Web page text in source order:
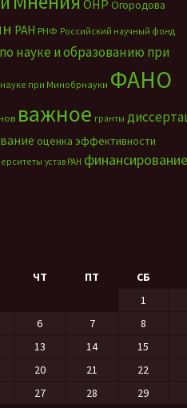
ОНР Огородова
РАН РНФ Российский научный фонд
науке и образованию при
при Минобрнауки ФАНО
важное гранты
оценка эффективности
устав РАН финансирование
ЧТ ПТ СБ
1
6 7
8
13 14
15
20 21
22
27 28
29